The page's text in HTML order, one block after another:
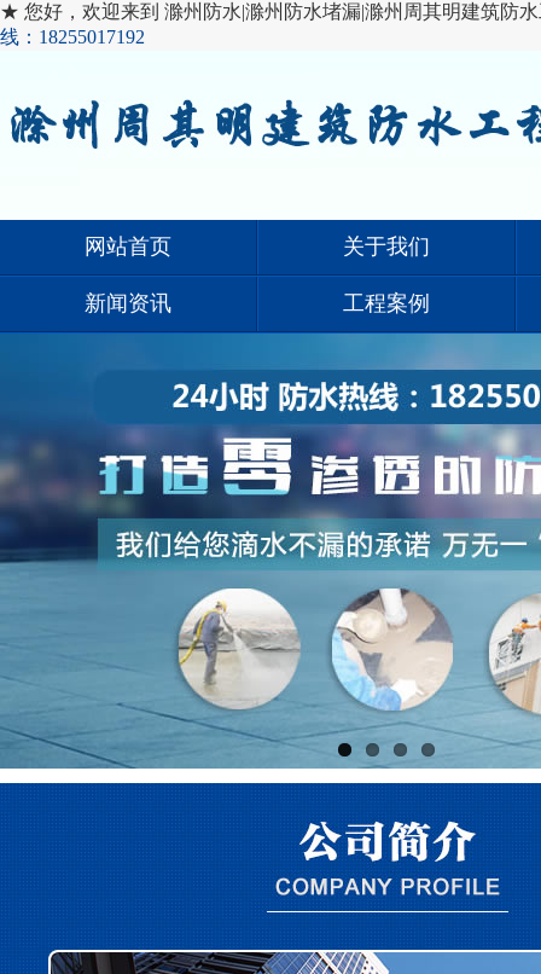
★ 您好，欢迎来到 滁州防水|滁州防水堵漏|滁州周其明建筑防
线：18255017192
网站首页 关于我们
新闻资讯 工程案例